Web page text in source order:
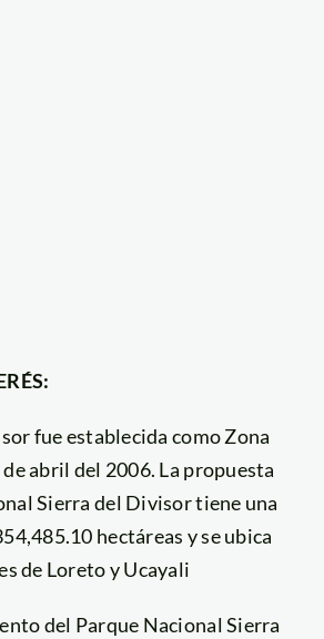
fue establecida como Zona
abril del 2006. La propuesta
Sierra del Divisor tiene una
hectáreas y se ubica
de Loreto y Ucayali
del Parque Nacional Sierra